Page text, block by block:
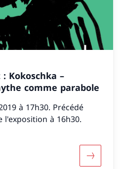
Kokoschka –
comme parabole
à 17h30. Précédé
l'exposition à 16h30.
Mehr